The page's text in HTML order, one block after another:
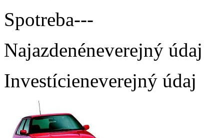
Spotreba---
Najazdenéneverejný údaj
Investícieneverejný údaj